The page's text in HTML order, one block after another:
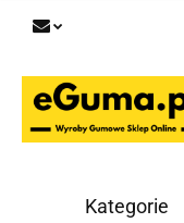
Kategorie